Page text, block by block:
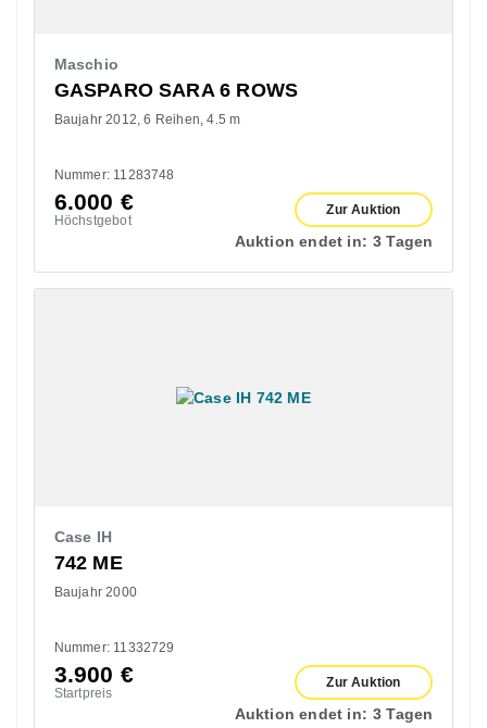
Maschio
GASPARO SARA 6 ROWS
Baujahr 2012 6 Reihen 4.5 m
Nummer: 11283748
6.000 €
Höchstgebot
Zur Auktion
Auktion endet in: 3 Tagen
Case IH
742 ME
Baujahr 2000
Nummer: 11332729
3.900 €
Startpreis
Zur Auktion
Auktion endet in: 3 Tagen